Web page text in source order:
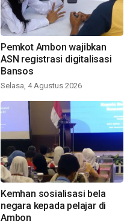
Pemkot Ambon wajibkan
ASN registrasi digitalisasi
Bansos
Selasa, 4 Agustus 2026
Kemhan sosialisasi bela
negara kepada pelajar di
Ambon